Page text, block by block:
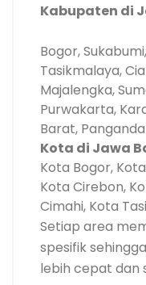
Kabupaten di
Bogor,
Tasikmalaya,
Majalengka,
Purwakarta,
Barat,
Kota di Jawa
Kota Bogor,
Kota Cirebon,
Cimahi, Kota
Setiap area
spesifik
lebih cepat dan